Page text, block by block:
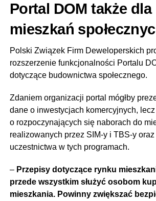
Portal DOM także dla
mieszkań
Polski Związek Firm Deweloperskich
rozszerzenie funkcjonalności Portalu
dotyczące budownictwa społecznego.
Zdaniem organizacji portal mógłby
dane o inwestycjach komercyjnych,
o rozpoczynających się naborach do
realizowanych przez SIM-y i TBS-y
uczestnictwa w tych programach.
– Przepisy dotyczące rynku
przede wszystkim służyć osobom
mieszkania. Powinny zwiększać